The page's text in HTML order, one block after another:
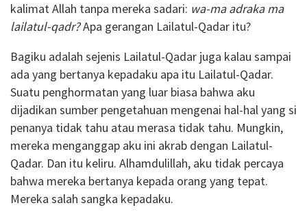
kalimat Allah tanpa mereka sadari: wa-ma adraka ma
lailatul-qadr?Apa gerangan Lailatul-Qadar itu?
Bagiku adalah sejenis Lailatul-Qadar juga kalau sampai
ada yang bertanya kepadaku apa itu Lailatul-Qadar.
Suatu penghormatan yang luar biasa bahwa aku
dijadikan sumber pengetahuan mengenai hal-hal yang si
penanya tidak tahu atau merasa tidak tahu. Mungkin,
mereka menganggap aku ini akrab dengan Lailatul-
Qadar. Dan itu keliru. Alhamdulillah, aku tidak percaya
bahwa mereka bertanya kepada orang yang tepat.
Mereka salah sangka kepadaku.